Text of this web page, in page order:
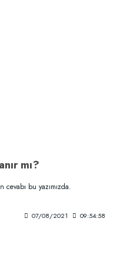
mı?
cevabı bu yazımızda.
07/08/2021 09:54:58